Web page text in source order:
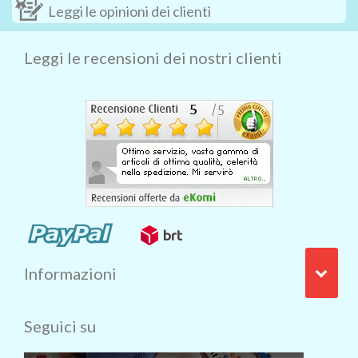
Leggi le opinioni dei clienti
Leggi le recensioni dei nostri clienti
Informazioni
Seguici su